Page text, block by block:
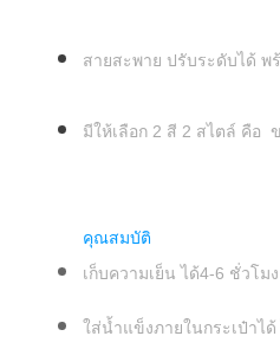
สายสะพาย ปรับระดับได้ พ
มีให้เลือก 2 สี 2 สไตล์ คื
คุณสมบัติ
เก็บความเย็น ได้4-6 ชั่วโม
ใส่น้ำแข็งภายในกระเป๋าไ